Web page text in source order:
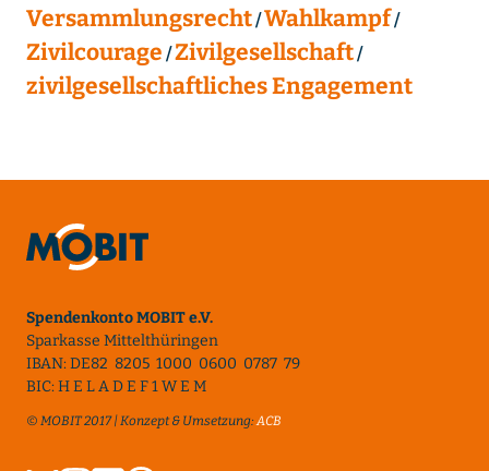
Versammlungsrecht Wahlkampf
Zivilcourage Zivilgesellschaft
zivilgesellschaftliches Engagement
Spendenkonto MOBIT e.V.
Sparkasse Mittelthüringen
IBAN: DE82 8205 1000 0600 0787 79
BIC: H E L A D E F 1 W E M
© MOBIT 2017 | Konzept & Umsetzung:ACB